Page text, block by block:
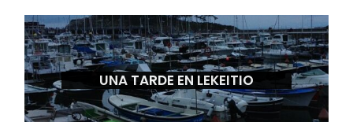
UNA TARDE EN LEKEITIO